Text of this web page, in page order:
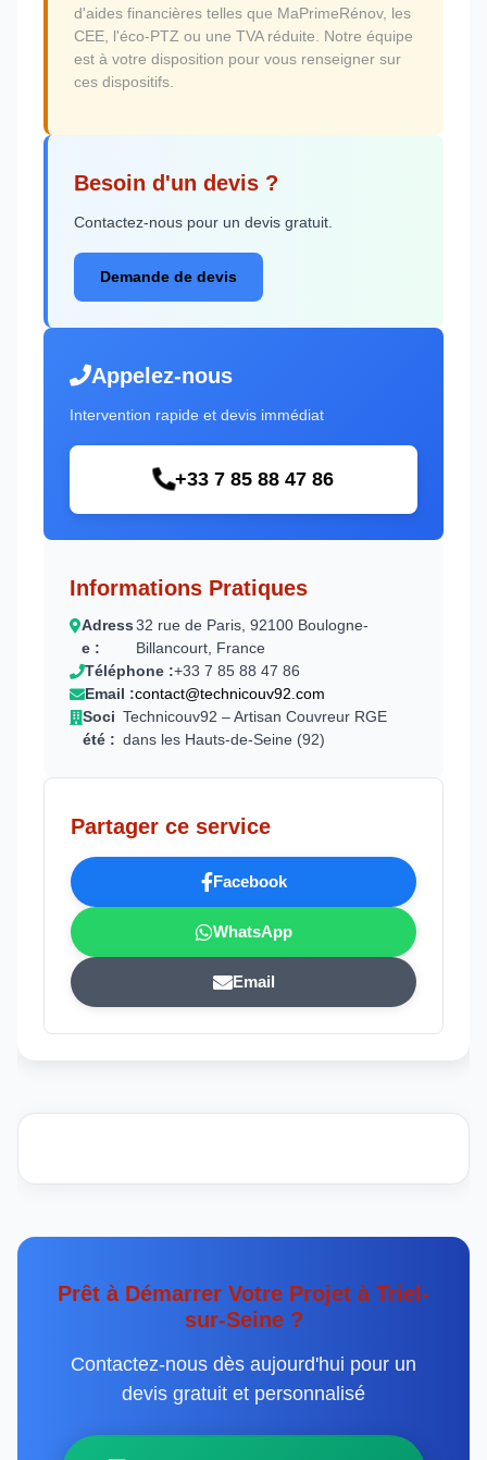
d'aides financières telles que MaPrimeRénov, les
CEE, l'éco-PTZ ou une TVA réduite. Notre équipe
est à votre disposition pour vous renseigner sur
ces dispositifs.
Besoin d'un devis ?
Contactez-nous pour un devis gratuit.
Demande de devis
Appelez-nous
Intervention rapide et devis immédiat
+33 7 85 88 47 86
Informations Pratiques
Adress
e :
32 rue de Paris, 92100 Boulogne-
Billancourt, France
Téléphone :+33 7 85 88 47 86
Email :contact@technicouv92.com
Soci
été :
Technicouv92 – Artisan Couvreur RGE
dans les Hauts-de-Seine (92)
Partager ce service
Facebook
WhatsApp
Email
Prêt à Démarrer Votre Projet à Triel-
sur-Seine ?
Contactez-nous dès aujourd'hui pour un
devis gratuit et personnalisé